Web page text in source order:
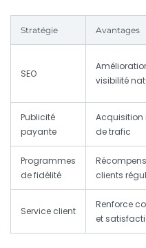
Stratégie Avantages
SEO
visibilité
Publicité
payante
Acquisition
de trafic
Programmes
de fidélité
clients
Service client
Renforce
et